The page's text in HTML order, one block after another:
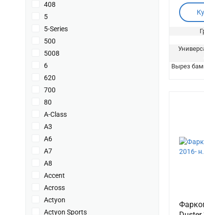
408
5
5-Series
500
5008
6
620
700
80
A-Class
A3
A6
A7
A8
Accent
Across
Actyon
Actyon Sports
Вырез